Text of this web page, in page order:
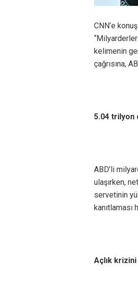
CNN’e
kelimenin
çağrısına,
5.04 trilyon
ABD’li
ulaşırken,
servetinin
kanıtlaması
Açlık